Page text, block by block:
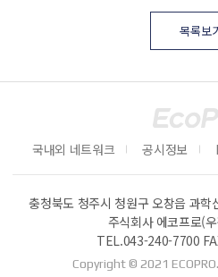
목록보
국내외 네트워크 공시정보
충청북도 청주시 청원구 오창읍 과
주식회사 에코프로(
TEL.043-240-7700
Copyright © 2021